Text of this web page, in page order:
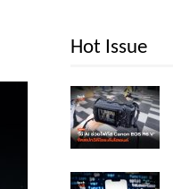
Hot Issue